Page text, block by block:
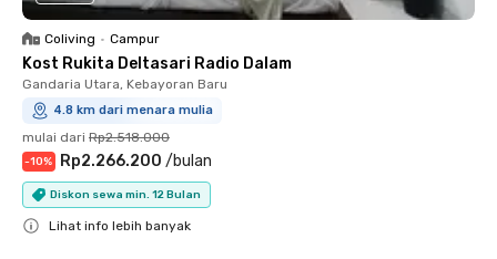
Coliving • Campur
Kost Rukita Deltasari Radio Dalam
Gandaria Utara, Kebayoran Baru
4.8 km dari menara mulia
mulai dari Rp2.518.000
-10% Rp2.266.200 /bulan
Diskon sewa min. 12 Bulan
Lihat info lebih banyak